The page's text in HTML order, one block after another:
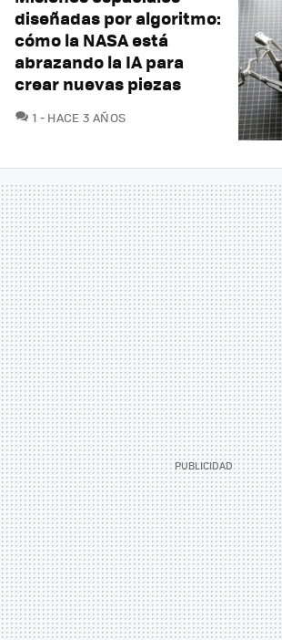
diseñadas por algoritmo:
cómo la NASA está
abrazando la IA para
crear nuevas piezas
1 COMENTARIOS
HACE 3 AÑOS